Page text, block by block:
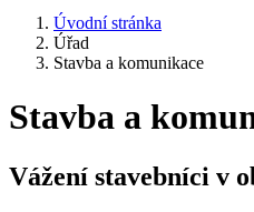
Úvodní stránka
Úřad
Stavba a komunikace
Stavba a
Vážení stavebníci v